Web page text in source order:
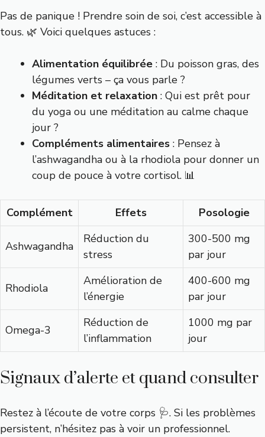
Pas de panique ! Prendre soin de soi, c’est accessible à
tous. 🌿 Voici quelques astuces :
Alimentation équilibrée : Du poisson gras, des
légumes verts – ça vous parle ?
Méditation et relaxation : Qui est prêt pour
du yoga ou une méditation au calme chaque
jour ?
Compléments alimentaires : Pensez à
l’ashwagandha ou à la rhodiola pour donner un
coup de pouce à votre cortisol. 📊
Complément Effets Posologie
Ashwagandha
Réduction du
stress
300-500 mg
par jour
Rhodiola
Amélioration de
l’énergie
400-600 mg
par jour
Omega-3
Réduction de
l’inflammation
1000 mg par
jour
Signaux d’alerte et quand consulter
Restez à l’écoute de votre corps 🩺. Si les problèmes
persistent, n’hésitez pas à voir un professionnel.